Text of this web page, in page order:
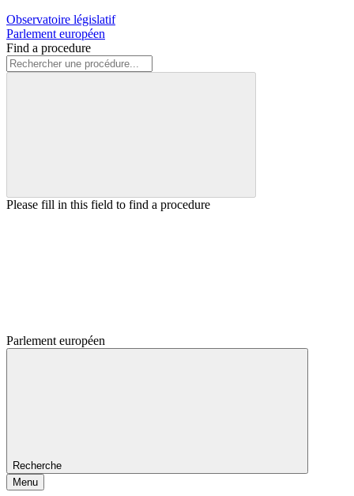
Observatoire législatif
Parlement européen
Find a procedure
Please fill in this field to find a procedure
Parlement européen
Recherche
Menu